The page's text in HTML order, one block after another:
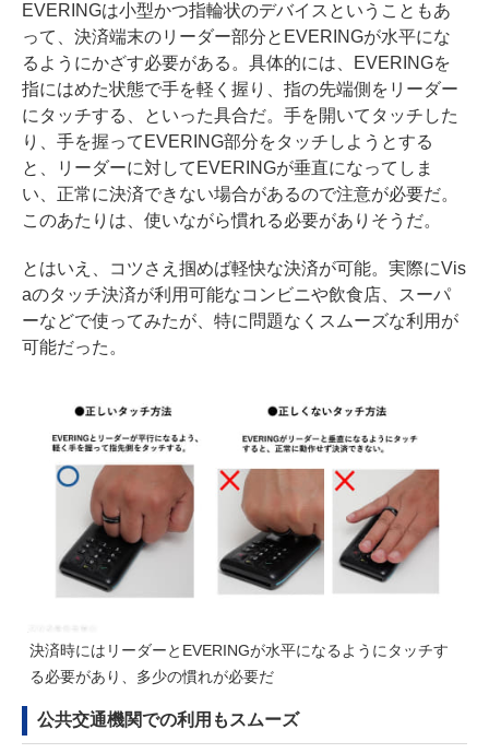
EVERINGは小型かつ指輪状のデバイスということもあ
って、決済端末のリーダー部分とEVERINGが水平にな
るようにかざす必要がある。具体的には、EVERINGを
指にはめた状態で手を軽く握り、指の先端側をリーダー
にタッチする、といった具合だ。手を開いてタッチした
り、手を握ってEVERING部分をタッチしようとする
と、リーダーに対してEVERINGが垂直になってしま
い、正常に決済できない場合があるので注意が必要だ。
このあたりは、使いながら慣れる必要がありそうだ。
とはいえ、コツさえ掴めば軽快な決済が可能。実際にVis
aのタッチ決済が利用可能なコンビニや飲食店、スーパ
ーなどで使ってみたが、特に問題なくスムーズな利用が
可能だった。
決済時にはリーダーとEVERINGが水平になるようにタッチす
る必要があり、多少の慣れが必要だ
公共交通機関での利用もスムーズ